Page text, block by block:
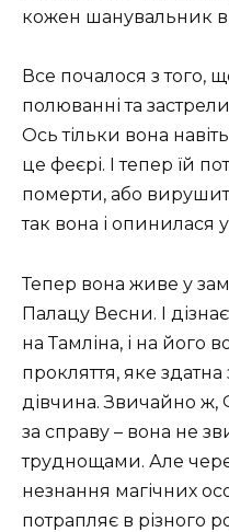
кожен шанувальник
Все почалося з того,
полюванні та
Ось тільки вона
це феєрі. І тепер їй
померти, або
так вона і опинилася у
Тепер вона живе у
Палацу Весни. І
на Тамліна, і на його
прокляття, яке
дівчина. Звичайно ж,
за справу – вона не
труднощами. Але
незнання магічних
потрапляє в різного